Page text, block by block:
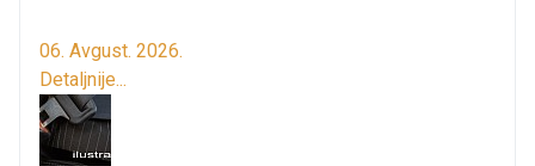
06. Avgust. 2026.
Detaljnije...